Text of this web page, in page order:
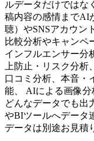
ルデータだけではな
稿内容の感情までAI
聴）やSNSアカウン
比較分析やキャンペ
インフルエンサー分
上防止・リスク分
口コミ分析、本音・
能、 AIによる画像
どんなデータでも出
やBIツールへデータ
データは別途お見積